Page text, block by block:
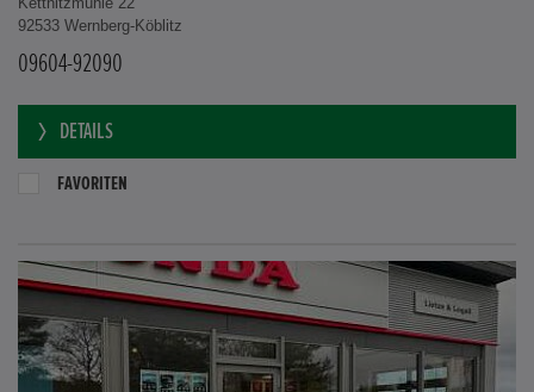
92533 Wernberg-Köblitz
09604-92090
DETAILS
FAVORITEN